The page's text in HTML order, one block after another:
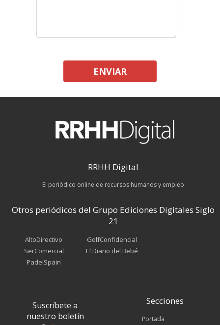
ENVIAR
RRHH Digital
El periódico online de recursos humanos y empleo
Otros periódicos del Grupo Ediciones Digitales Siglo
21
AltoDirectivo
SerComercial
PadelSpain
GolfConfidencial
El Diario del Bebé
Suscríbete a
nuestro boletín
Secciones
Portada